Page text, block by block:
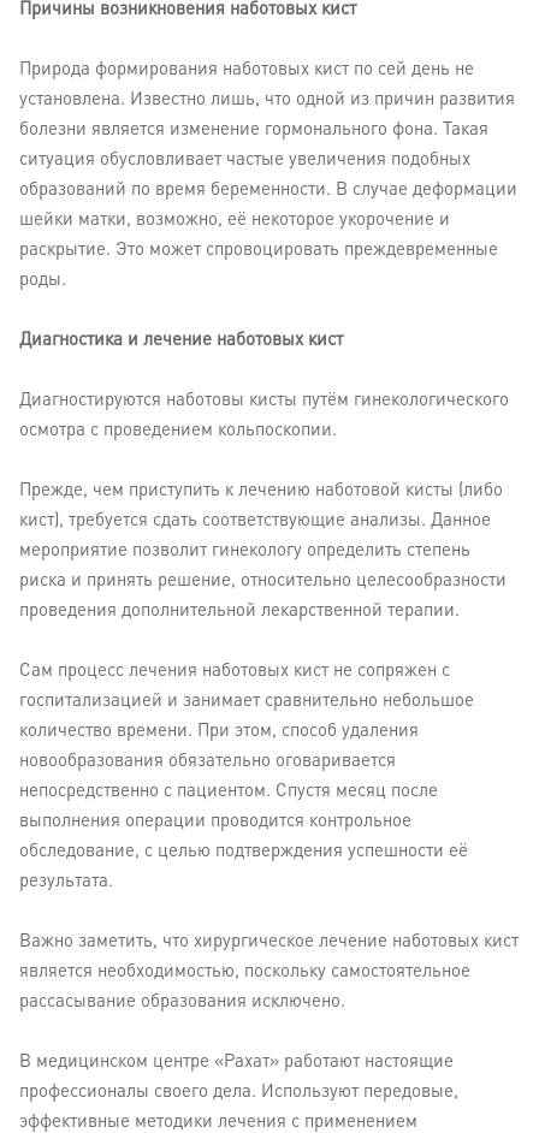
Причины возникновения наботовых кист
Природа формирования наботовых кист по сей день не
установлена. Известно лишь, что одной из причин развития
болезни является изменение гормонального фона. Такая
ситуация обусловливает частые увеличения подобных
образований по время беременности. В случае деформации
шейки матки, возможно, её некоторое укорочение и
раскрытие. Это может спровоцировать преждевременные
роды.
Диагностика и лечение наботовых кист
Диагностируются наботовы кисты путём гинекологического
осмотра с проведением кольпоскопии.
Прежде, чем приступить к лечению наботовой кисты (либо
кист), требуется сдать соответствующие анализы. Данное
мероприятие позволит гинекологу определить степень
риска и принять решение, относительно целесообразности
проведения дополнительной лекарственной терапии.
Сам процесс лечения наботовых кист не сопряжен с
госпитализацией и занимает сравнительно небольшое
количество времени. При этом, способ удаления
новообразования обязательно оговаривается
непосредственно с пациентом. Спустя месяц после
выполнения операции проводится контрольное
обследование, с целью подтверждения успешности её
результата.
Важно заметить, что хирургическое лечение наботовых кист
является необходимостью, поскольку самостоятельное
рассасывание образования исключено.
В медицинском центре «Рахат» работают настоящие
профессионалы своего дела. Используют передовые,
эффективные методики лечения с применением